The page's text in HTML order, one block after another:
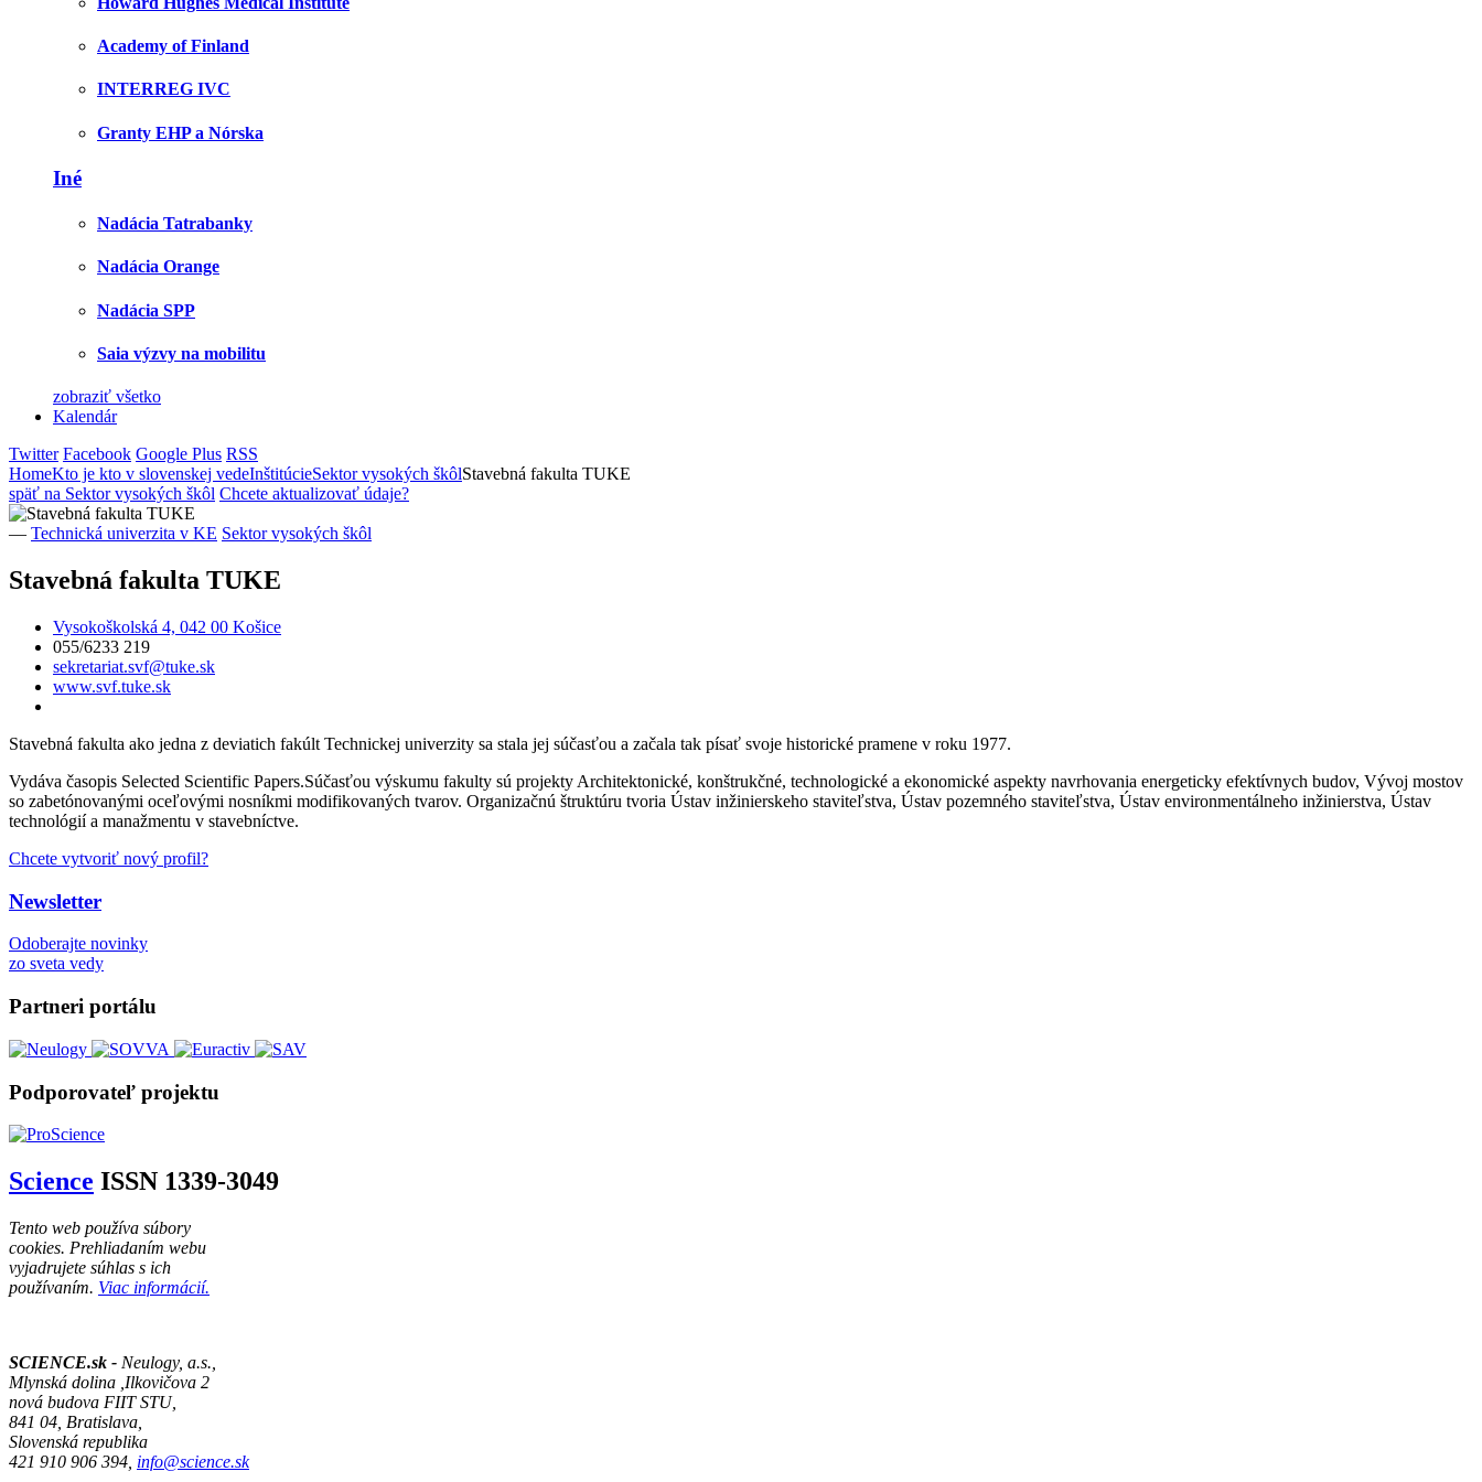
Academy of Finland
INTERREG IVC
Granty EHP a Nórska
Iné
Nadácia Tatrabanky
Nadácia Orange
Nadácia SPP
Saia výzvy na mobilitu
zobraziť všetko
Kalendár
Twitter Facebook Google Plus RSS
HomeKto je kto v slovenskej vedeInštitúcieSektor vysokých škôlStavebná fakulta TUKE
späť na Sektor vysokých škôl Chcete aktualizovať údaje?
— Technická univerzita v KE Sektor vysokých škôl
Stavebná fakulta TUKE
Vysokoškolská 4, 042 00 Košice
055/6233 219
sekretariat.svf@tuke.sk
www.svf.tuke.sk
Stavebná fakulta ako jedna z deviatich fakúlt Technickej univerzity sa stala jej súčasťou a začala tak písať svoje historické pramene v roku 1977.
Vydáva časopis Selected Scientific Papers.Súčasťou výskumu fakulty sú projekty Architektonické, konštrukčné, technologické a ekonomické aspekty navrhovania energeticky efektívnych budov, Vývoj mostov
so zabetónovanými oceľovými nosníkmi modifikovaných tvarov. Organizačnú štruktúru tvoria Ústav inžinierskeho staviteľstva, Ústav pozemného staviteľstva, Ústav environmentálneho inžinierstva, Ústav
technológií a manažmentu v stavebníctve.
Chcete vytvoriť nový profil?
Newsletter
Odoberajte novinky
zo sveta vedy
Partneri portálu
Podporovateľ projektu
Science ISSN 1339-3049
Tento web používa súbory
cookies. Prehliadaním webu
vyjadrujete súhlas s ich
používaním. Viac informácií.
SCIENCE.sk - Neulogy, a.s.,
Mlynská dolina ,Ilkovičova 2
nová budova FIIT STU,
841 04, Bratislava,
Slovenská republika
421 910 906 394, info@science.sk